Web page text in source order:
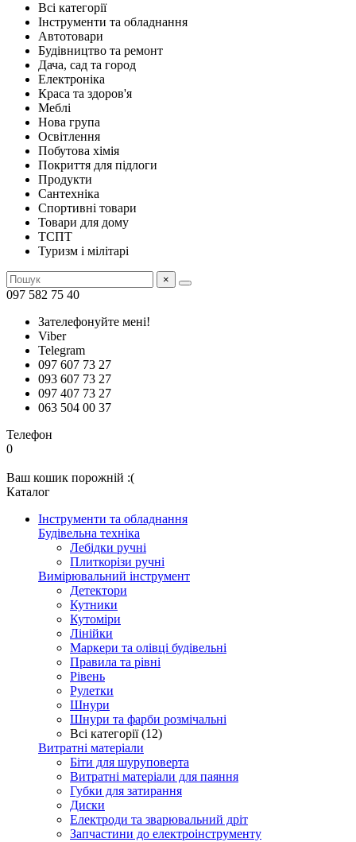
Всі категорії
Інструменти та обладнання
Автотовари
Будівництво та ремонт
Дача, сад та город
Електроніка
Краса та здоров'я
Меблі
Нова група
Освітлення
Побутова хімія
Покриття для підлоги
Продукти
Сантехніка
Спортивні товари
Товари для дому
ТСПТ
Туризм і мілітарі
×
097 582 75 40
Зателефонуйте мені!
Viber
Telegram
097 607 73 27
093 607 73 27
097 407 73 27
063 504 00 37
Телефон
0
Ваш кошик порожній :(
Каталог
Інструменти та обладнання
Будівельна техніка
Лебідки ручні
Плиткорізи ручні
Вимірювальний інструмент
Детектори
Кутники
Кутоміри
Лінійки
Маркери та олівці будівельні
Правила та рівні
Рівень
Рулетки
Шнури
Шнури та фарби розмічальні
Всі категорії (12)
Витратні матеріали
Біти для шуруповерта
Витратні матеріали для паяння
Губки для затирання
Диски
Електроди та зварювальний дріт
Запчастини до електроінструменту